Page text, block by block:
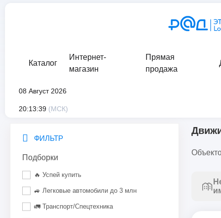
Каталог
Интернет-
магазин
Прямая
продажа
08 Август 2026
20:13:39 (МСК)
ФИЛЬТР
Подборки
🔥 Успей купить
🚙 Легковые автомобили до 3 млн
🚛 Транспорт/Спецтехника